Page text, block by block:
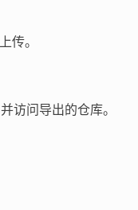
传。
访问导出的仓库。